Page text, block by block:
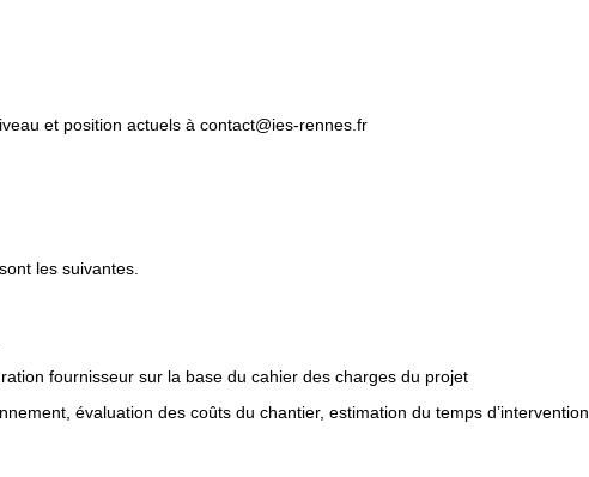
et position actuels à contact@ies-rennes.fr
les suivantes.
fournisseur sur la base du cahier des charges du projet
évaluation des coûts du chantier, estimation du temps d’intervention